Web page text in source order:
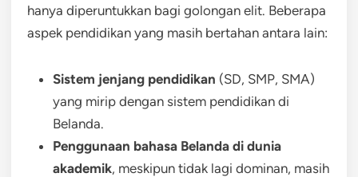
hanya diperuntukkan bagi golongan elit. Beberapa
aspek pendidikan yang masih bertahan antara lain:
Sistem jenjang pendidikan (SD, SMP, SMA)
yang mirip dengan sistem pendidikan di
Belanda.
Penggunaan bahasa Belanda di dunia
akademik, meskipun tidak lagi dominan, masih